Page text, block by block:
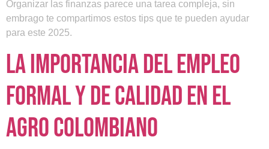
Organizar las finanzas parece una tarea compleja, sin
embrago te compartimos estos tips que te pueden ayudar
para este 2025.
La importancia del empleo
formal y de calidad en el
agro colombiano